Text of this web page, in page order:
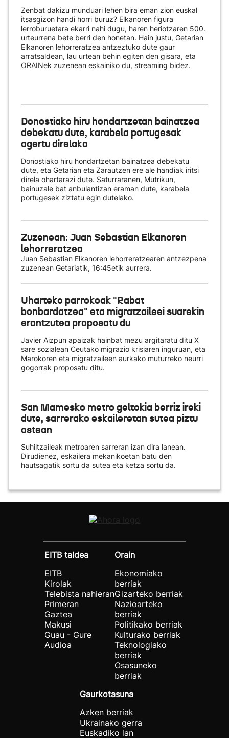
Zenbat dakizu munduari lehen bira eman zion euskal
itsasgizon handi horri buruz? Elkanoren figura
lerroburuetara ekarri nahi dugu, haren heriotzaren 500.
urteurrena bete berri den honetan. Hain justu, Getarian
Elkanoren lehorreratzea antzeztuko dute gaur
arratsaldean, lau urtean behin egiten den gisara, eta
ORAINek zuzenean eskainiko du, streaming bidez.
Donostiako hiru hondartzetan bainatzea
debekatu dute, karabela portugesak
agertu direlako
Donostiako hiru hondartzetan bainatzea debekatu
dute, eta Getarian eta Zarautzen ere ale handiak iritsi
direla ohartarazi dute. Saturraranen, Mutrikun,
bainuzale bat anbulantizan eraman dute, karabela
portugesek ziztatu egin dutelako.
Zuzenean: Juan Sebastian Elkanoren
lehorreratzea
Juan Sebastian Elkanoren lehorreratzearen antzezpena
zuzenean Getariatik, 16:45etik aurrera.
Uharteko parrokoak "Rabat
bonbardatzea" eta migratzaileei suarekin
erantzutea proposatu du
Javier Aizpun apaizak hainbat mezu argitaratu ditu X
sare sozialean Ceutako migrazio krisiaren inguruan, eta
Marokoren eta migratzaileen aurkako muturreko neurri
gogorrak proposatu ditu.
San Mamesko metro geltokia berriz ireki
dute, sarrerako eskaileretan sutea piztu
ostean
Suhiltzaileak metroaren sarreran izan dira lanean.
Dirudienez, eskailera mekanikoetan batu den
hautsagatik sortu da sutea eta ketza sortu da.
EITB taldea
EITB
Kirolak
Telebista nahieran
Primeran
Gaztea
Makusi
Guau - Gure
Audioa
Orain
Ekonomiako
berriak
Gizarteko berriak
Nazioarteko
berriak
Politikako berriak
Kulturako berriak
Teknologiako
berriak
Osasuneko
berriak
Gaurkotasuna
Azken berriak
Ukrainako gerra
Euskadiko lan